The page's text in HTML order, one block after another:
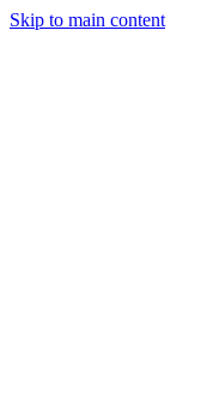
Skip to main content